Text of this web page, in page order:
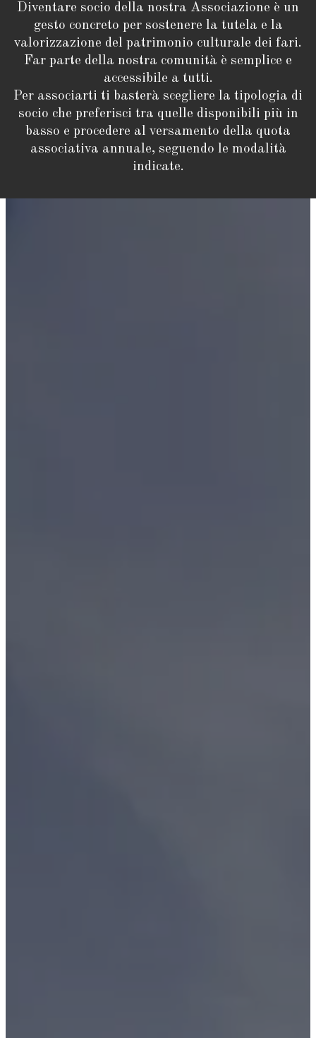
Diventare socio della nostra Associazione è un
gesto concreto per sostenere la tutela e la
valorizzazione del patrimonio culturale dei fari.
Far parte della nostra comunità è semplice e
accessibile a tutti.
Per associarti ti basterà scegliere la tipologia di
socio che preferisci tra quelle disponibili più in
basso e procedere al versamento della quota
associativa annuale, seguendo le modalità
indicate.